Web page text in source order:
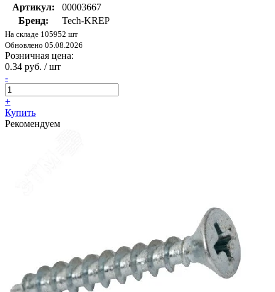
Артикул:
00003667
Бренд:
Tech-KREP
На складе 105952 шт
Обновлено 05.08.2026
Розничная цена:
0.34 руб. / шт
-
+
Купить
Рекомендуем